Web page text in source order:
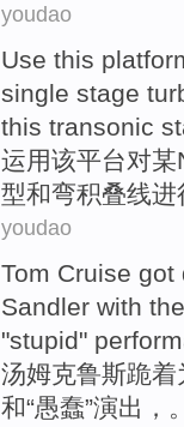
youdao
Use this
single stage
this transonic
运用该平台对某
型和弯积叠线进
youdao
Tom Cruise got
Sandler with the
"stupid"
汤姆克鲁斯跪着
和“愚蠢”演出 ，。